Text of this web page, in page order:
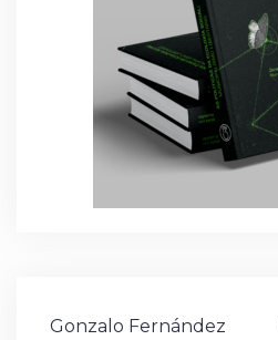
Navegación
Gonzalo Fernández